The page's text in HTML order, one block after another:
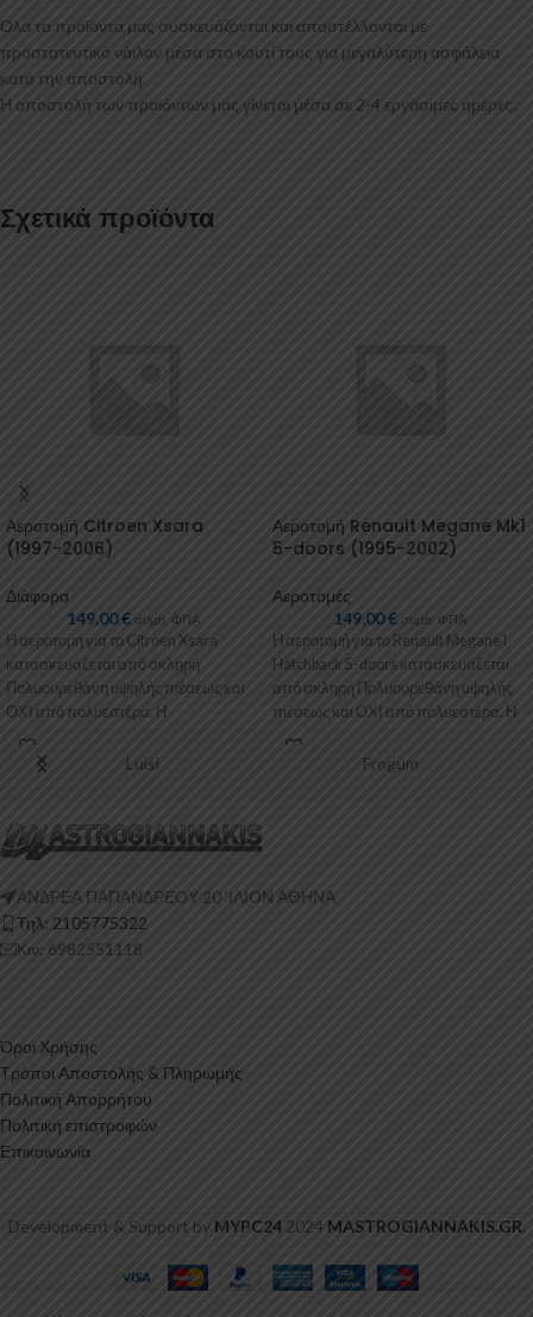
Όλα τα προϊόντα μας συσκευάζονται και αποστέλλονται με
προστατευτικό νάιλον μέσα στο κουτί τους για μεγαλύτερη ασφάλεια
κατά την αποστολή.
Η αποστολή των προϊόντων μας γίνεται μέσα σε 2-4 εργάσιμες ημέρες.
Σχετικά προϊόντα
Αεροτομή Citroen Xsara
(1997-2006)
Διάφορα
149,00€ συμπ. ΦΠΑ
Η αεροτομή για το Citroen Xsara
κατασκευάζεται από σκληρή
Πολυουρεθάνη υψηλής πιέσεως και
ΟΧΙ από πολυεστέρα. Η
Πολυουρεθάνη είναι ένα
Αεροτομή Renault Megane Mk1
5-doors (1995-2002)
Αεροτομές
149,00€ συμπ. ΦΠΑ
Η αεροτομή για το Renault Megane I
Hatchback 5-doors κατασκευάζεται
από σκληρή Πολυουρεθάνη υψηλής
πιέσεως και ΟΧΙ από πολυεστέρα. Η
Luisi Frogum
ΑΝΔΡΕΑ ΠΑΠΑΝΔΡΕΟΥ 20 ‘ΙΛΙΟΝ ΑΘΗΝΑ
Τηλ: 2105775322
Κιν: 6982551118
Όροι Χρήσης
Τρόποι Αποστολής & Πληρωμής
Πολιτική Απορρήτου
Πολιτική επιστροφών
Επικοινωνία
Development & Support by MYPC242024 MASTROGIANNAKIS.GR.